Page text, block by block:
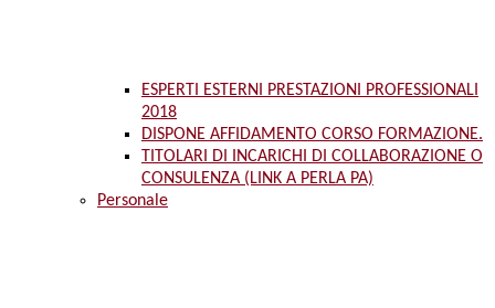
ESPERTI ESTERNI PRESTAZIONI PROFESSIONALI
2018
DISPONE AFFIDAMENTO CORSO FORMAZIONE.
TITOLARI DI INCARICHI DI COLLABORAZIONE O
CONSULENZA (LINK A PERLA PA)
Personale